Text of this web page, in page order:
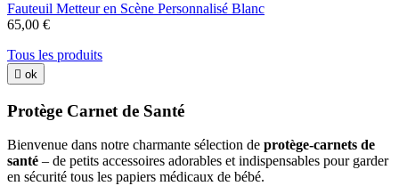
Fauteuil Metteur en Scène Personnalisé Blanc
65,00 €
Tous les produits
 ok
Protège Carnet de Santé
Bienvenue dans notre charmante sélection de protège-carnets de
santé – de petits accessoires adorables et indispensables pour garder
en sécurité tous les papiers médicaux de bébé.